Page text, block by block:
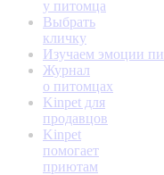
у питомца
Выбрать
кличку
Изучаем эмоции
Журнал
о питомцах
Kinpet для
продавцов
Kinpet
помогает
приютам